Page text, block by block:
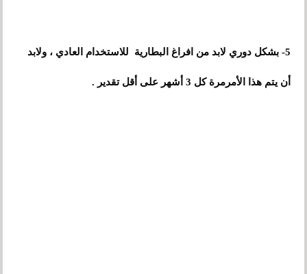
5- بشكل دوري لابد من افراغ البطارية للاستخدام العادي ،ولابد
أن يتم هذا الأمرمرة كل 3 أشهر على أقل تقدير .